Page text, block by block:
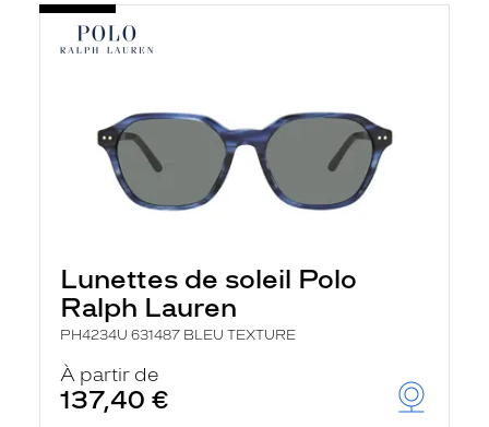
Lunettes de soleil Polo
Ralph Lauren
PH4234U 631487 BLEU TEXTURE
À partir de
137,40 €